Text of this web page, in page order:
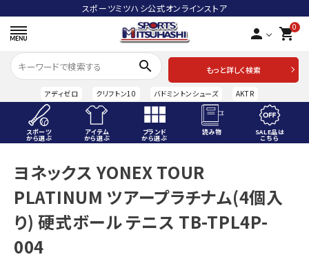
スポーツミツハシ公式オンラインストア
person 0
shopping_cart
search
もっと詳しく検索
アディゼロ クリフトン10 バドミントンシューズ AKTR
スポーツ
から選ぶ
アイテム
から選ぶ
ブランド
から選ぶ
読み物 SALE品は
こちら
ACCOUNT MENU
ようこそ ゲスト 様
meeting_room ログイン person 会員登録
スポーツから選ぶ
ヨネックス YONEX TOUR
PLATINUM ツアープラチナム(4個入
り) 硬式ボール テニス TB-TPL4P-
004